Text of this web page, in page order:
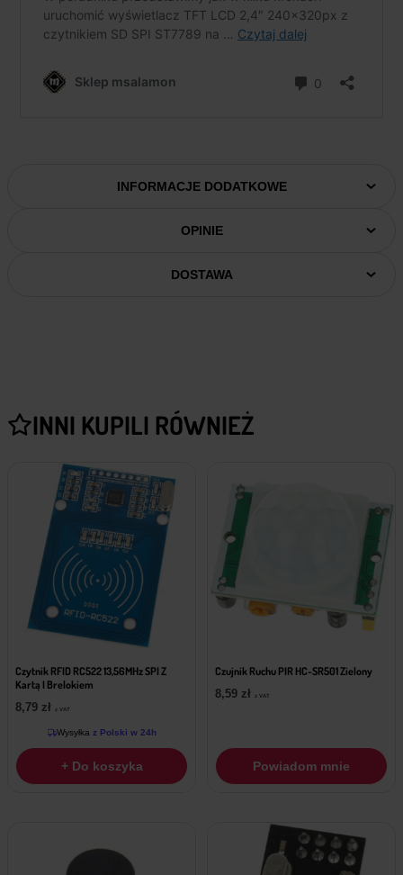
INFORMACJE DODATKOWE
OPINIE
DOSTAWA
INNI KUPILI RÓWNIEŻ
Czytnik RFID RC522 13,56MHz SPI Z
Kartą I Brelokiem
8,79 zł z VAT
Wysyłka z Polski w 24h
+ Do koszyka
Czujnik Ruchu PIR HC-SR501 Zielony
8,59 zł z VAT
Powiadom mnie